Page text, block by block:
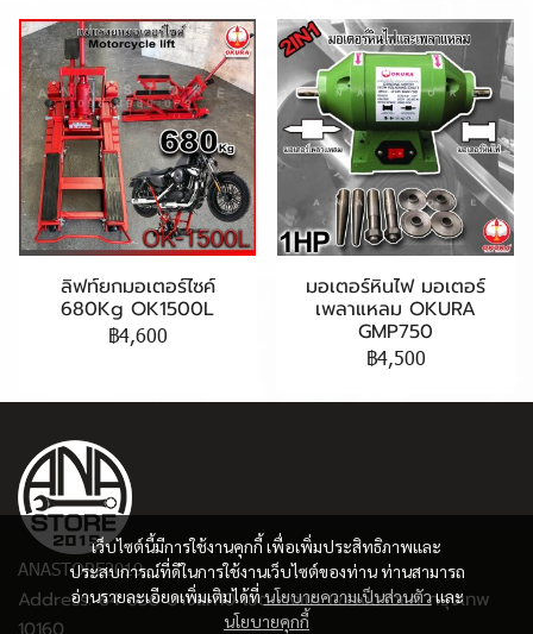
ลิฟท์ยกมอเตอร์ไซค์
680Kg OK1500L
฿4,600
มอเตอร์หินไฟ มอเตอร์
เพลาแหลม OKURA
GMP750
฿4,500
เว็บไซต์นี้มีการใช้งานคุกกี้ เพื่อเพิ่มประสิทธิภาพและ
ประสบการณ์ที่ดีในการใช้งานเว็บไซต์ของท่าน ท่านสามารถ
อ่านรายละเอียดเพิ่มเติมได้ที่นโยบายความเป็นส่วนตัวและ
นโยบายคุกกี้
ANASTORE2019
Address: 64 ซอย บางแค10 เขตบางแค แขวงบางแค กรุงเทพ